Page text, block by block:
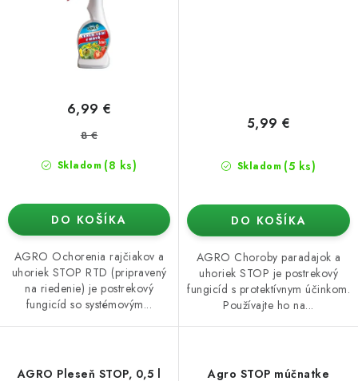
Skladom (8 ks)
6,99 €
8 €
DO KOŠÍKA
AGRO Ochorenia rajčiakov a
uhoriek STOP RTD (pripravený
na riedenie) je postrekový
fungicíd so systémovým...
Skladom (5 ks)
5,99 €
DO KOŠÍKA
AGRO Choroby paradajok a
uhoriek STOP je postrekový
fungicíd s protektívnym účinkom.
Používajte ho na...
AGRO Pleseň STOP, 0,5 l
Agro STOP múčnatke